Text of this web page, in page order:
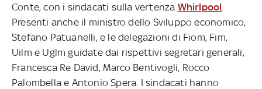
Conte, con i sindacati sulla vertenza Whirlpool
Presenti anche il ministro dello Sviluppo economico,
Stefano Patuanelli, e le delegazioni di Fiom, Fim,
Uilm e Uglm guidate dai rispettivi segretari generali,
Francesca Re David, Marco Bentivogli, Rocco
Palombella e Antonio Spera. I sindacati hanno